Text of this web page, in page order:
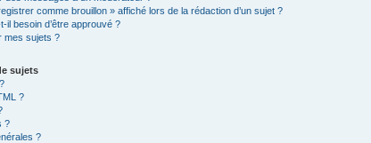
comme brouillon » affiché lors de la rédaction d’un sujet ?
il besoin d’être approuvé ?
mes sujets ?
sujets
?
?
?